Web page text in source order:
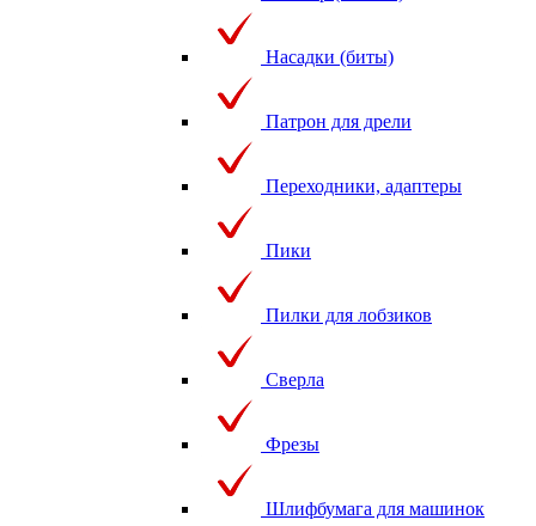
Насадки (биты)
Патрон для дрели
Переходники, адаптеры
Пики
Пилки для лобзиков
Сверла
Фрезы
Шлифбумага для машинок